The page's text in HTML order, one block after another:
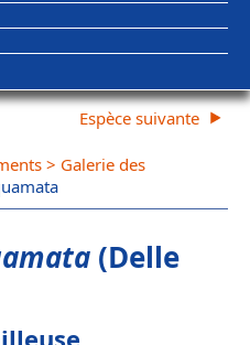
> Galerie des
Espèce suivante
(Delle